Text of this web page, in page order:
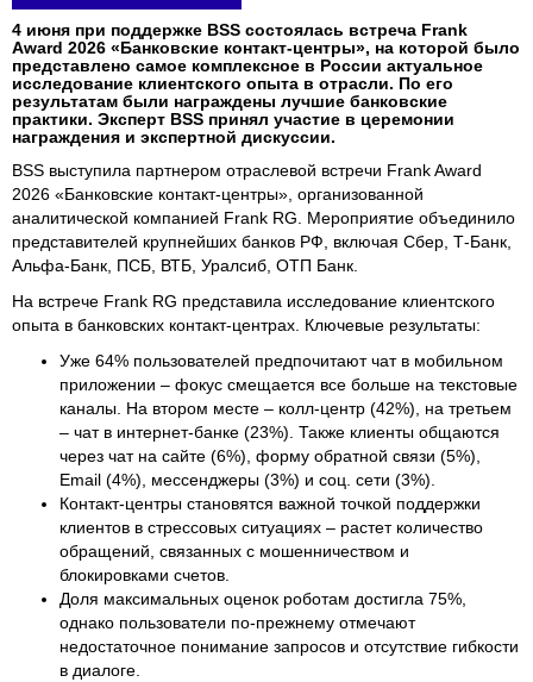
4 июня при поддержке BSS состоялась встреча Frank
Award 2026 «Банковские контакт-центры», на которой было
представлено самое комплексное в России актуальное
исследование клиентского опыта в отрасли. По его
результатам были награждены лучшие банковские
практики. Эксперт BSS принял участие в церемонии
награждения и экспертной дискуссии.
BSS выступила партнером отраслевой встречи Frank Award
2026 «Банковские контакт-центры», организованной
аналитической компанией Frank RG. Мероприятие объединило
представителей крупнейших банков РФ, включая Сбер, Т-Банк,
Альфа-Банк, ПСБ, ВТБ, Уралсиб, ОТП Банк.
На встрече Frank RG представила исследование клиентского
опыта в банковских контакт-центрах. Ключевые результаты:
Уже 64% пользователей предпочитают чат в мобильном
приложении – фокус смещается все больше на текстовые
каналы. На втором месте – колл-центр (42%), на третьем
– чат в интернет-банке (23%). Также клиенты общаются
через чат на сайте (6%), форму обратной связи (5%),
Email (4%), мессенджеры (3%) и соц. сети (3%).
Контакт-центры становятся важной точкой поддержки
клиентов в стрессовых ситуациях – растет количество
обращений, связанных с мошенничеством и
блокировками счетов.
Доля максимальных оценок роботам достигла 75%,
однако пользователи по-прежнему отмечают
недостаточное понимание запросов и отсутствие гибкости
в диалоге.